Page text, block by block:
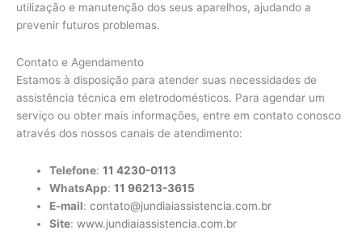
utilização e manutenção dos seus aparelhos, ajudando a
prevenir futuros problemas.
Contato e Agendamento
Estamos à disposição para atender suas necessidades de
assistência técnica em eletrodomésticos. Para agendar um
serviço ou obter mais informações, entre em contato conosco
através dos nossos canais de atendimento:
Telefone:11 4230-0113
WhatsApp:11 96213-3615
E-mail:contato@jundiaiassistencia.com.br
Site:www.jundiaiassistencia.com.br